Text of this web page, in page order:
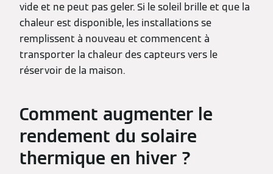
vide et ne peut pas geler. Si le soleil brille et que la
chaleur est disponible, les installations se
remplissent à nouveau et commencent à
transporter la chaleur des capteurs vers le
réservoir de la maison.
Comment augmenter le
rendement du solaire
thermique en hiver ?